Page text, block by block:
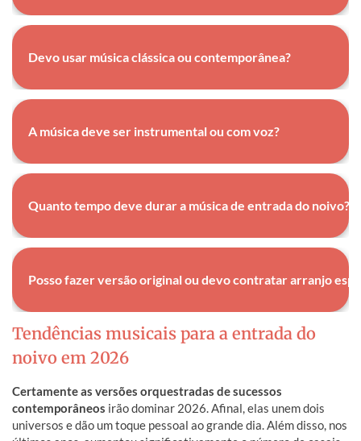
Depende da personalidade do casal, do estilo da cerimônia e das
alternativas de acordo com o casamento. De modo geral, os
clássicos sempre funcionam, mas músicas modernas
personalizam o momento. Considere o significado emocional
sobre tendência.
Devo usar música clássica ou contemporânea?
Ambas funcionam. Clássicos (Mendelssohn, Wagner) trazem
tradição. Contemporâneos oferecem personalização. Além
disso, muitos casamentos híbridos usam versões orquestradas
de músicas modernas.
A música deve ser instrumental ou com voz?
O instrumental é mais comum por permitir atenção nos
momentos visuais. Por outro lado, música com voz funciona se
letra for significativa para o casal.
Quanto tempo deve durar a música de entrada do noivo?
Entre 45 segundos e 2 minutos. Isso porque é tempo suficiente
para uma entrada elegante sem se estender além do
confortável visualmente.
Posso fazer versão original ou devo contratar arranjo
especiais (orquestral, acústico) personalizam mais mas custam
mais. Por isso, depende de orçamento e importância do
Tendências musicais para a entrada do
noivo em 2026
Certamente as versões orquestradas de sucessos
contemporâneos irão dominar 2026. Afinal, elas unem dois
universos e dão um toque pessoal ao grande dia. Além disso, nos